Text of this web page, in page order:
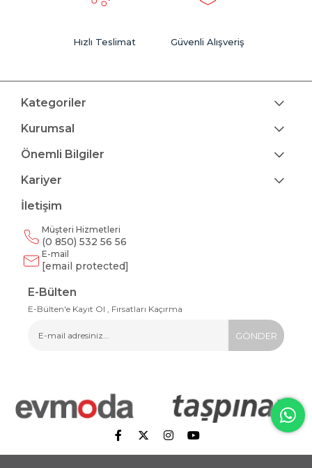
Hızlı Teslimat Güvenli Alışveriş
Kategoriler
Kurumsal
Önemli Bilgiler
Kariyer
İletişim
Müşteri Hizmetleri
(0 850) 532 56 56
E-mail
[email protected]
E-Bülten
E-Bülten'e Kayıt Ol , Fırsatları Kaçırma
GÖNDER